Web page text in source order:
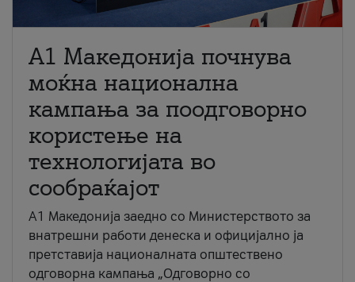
A1 Македонија почнува
моќна национална
кампања за поодговорно
користење на
технологијата во
сообраќајот
A1 Македонија заедно со Министерството за
внатрешни работи денеска и официјално ја
претставија националната општествено
одговорна кампања „Одговорно со